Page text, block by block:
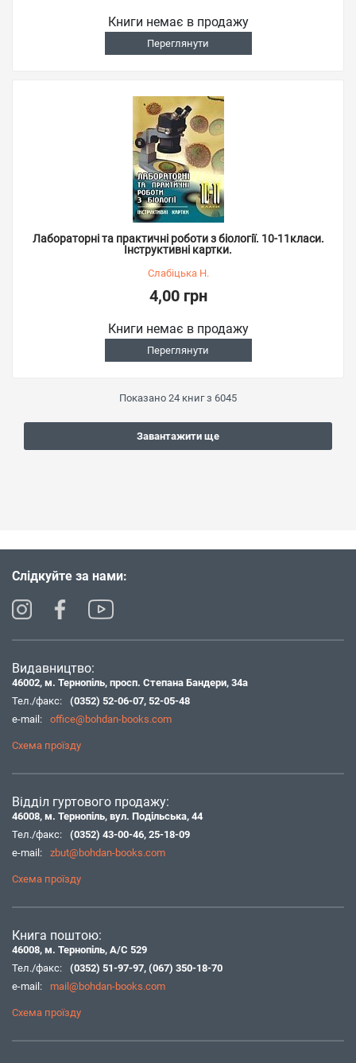
Книги немає в продажу
Переглянути
Лабораторні та практичні роботи з біології. 10-11класи.
Інструктивні картки.
Слабіцька Н.
4,00 грн
Книги немає в продажу
Переглянути
Показано 24 книг з 6045
Завантажити ще
Слідкуйте за нами:
Видавництво:
46002, м. Тернопіль, просп. Степана Бандери, 34а
Тел./факс:
(0352) 52-06-07, 52-05-48
e-mail:
office@bohdan-books.com
Схема проїзду
Відділ гуртового продажу:
46008, м. Тернопіль, вул. Подільська, 44
Тел./факс:
(0352) 43-00-46, 25-18-09
e-mail:
zbut@bohdan-books.com
Схема проїзду
Книга поштою:
46008, м. Тернопіль, А/С 529
Тел./факс:
(0352) 51-97-97, (067) 350-18-70
e-mail:
mail@bohdan-books.com
Схема проїзду